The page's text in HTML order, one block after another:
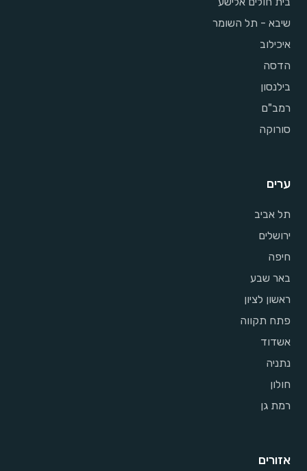
שיבא - תל השומר
איכילוב
הדסה
בילנסון
רמב"ם
סורוקה
ערים
תל אביב
ירושלים
חיפה
באר שבע
ראשון לציון
פתח תקווה
אשדוד
נתניה
חולון
רמת גן
אזורים